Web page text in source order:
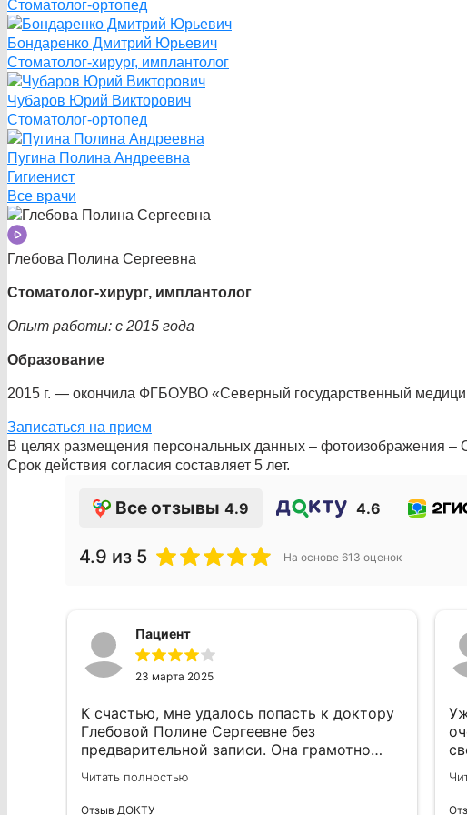
Стоматолог-ортопед
Бондаренко Дмитрий Юрьевич
Стоматолог-хирург, имплантолог
Чубаров Юрий Викторович
Стоматолог-ортопед
Пугина Полина Андреевна
Гигиенист
Все врачи
Глебова Полина Сергеевна
Стоматолог-хирург, имплантолог
Опыт работы: с 2015 года
Образование
2015 г. — окончила ФГБОУВО «Северный государственный
Записаться на прием
В целях размещения персональных данных – фотоизображения –
Срок действия согласия составляет 5 лет.
Все отзывы 4.9 4.6
4.9 из 5 На основе 613 оценок
Пациент
23 марта 2025
К счастью, мне удалось попасть к доктору
Глебовой Полине Сергеевне без
предварительной записи. Она грамотно
провела консультацию и убедила меня
сохранить зуб, хотя я планировал его
удалить и поставить имплант. Лечение
Читать полностью
Отзыв ДОКТУ